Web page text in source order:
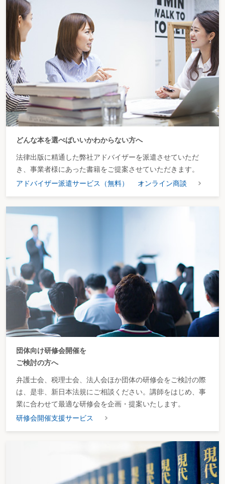
どんな本を選べばいいかわからない方へ
法律出版に精通した弊社アドバイザーを派遣させていただ
き、事業者様にあった書籍をご提案させていただきます。
アドバイザー派遣サービス（無料）
オンライン商談
団体向け研修会開催を
ご検討の方へ
弁護士会、税理士会、法人会ほか団体の研修会をご検討の際
は、是非、新日本法規にご相談ください。講師をはじめ、事
業に合わせて最適な研修会を企画・提案いたします。
研修会開催支援サービス